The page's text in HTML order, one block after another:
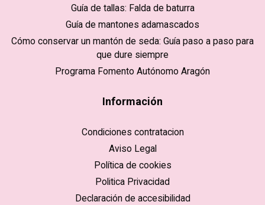
Guía de tallas: Falda de baturra
Guía de mantones adamascados
Cómo conservar un mantón de seda: Guía paso a paso para
que dure siempre
Programa Fomento Autónomo Aragón
Información
Condiciones contratacion
Aviso Legal
Política de cookies
Politica Privacidad
Declaración de accesibilidad